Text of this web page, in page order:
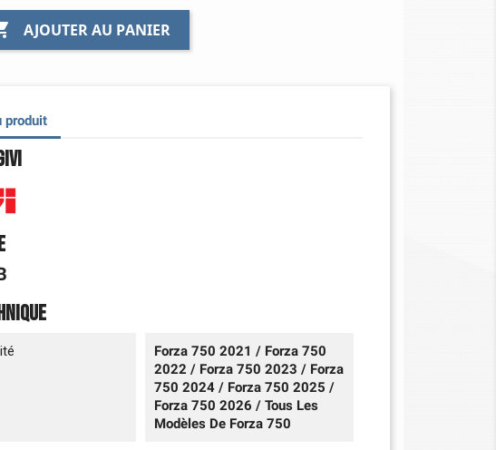
AJOUTER AU PANIER
produit
Forza 750 2021 / Forza 750
2022 / Forza 750 2023 / Forza
750 2024 / Forza 750 2025 /
Forza 750 2026 / Tous Les
Modèles De Forza 750